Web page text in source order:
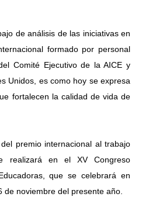
de análisis de las iniciativas en
formado por personal
Comité Ejecutivo de la AICE y
Unidos, es como hoy se expresa
fortalecen la calidad de vida de
premio internacional al trabajo
realizará en el XV Congreso
que se celebrará en
de noviembre del presente año.